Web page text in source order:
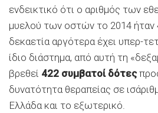
ενδεικτικό ότι ο αριθμός των
μυελού των οστών το 2014 ήταν
δεκαετία αργότερα έχει υπερ-
ίδιο διάστημα, από αυτή τη
βρεθεί 422 συμβατοί δότες
δυνατότητα θεραπείας σε
Ελλάδα και το εξωτερικό.